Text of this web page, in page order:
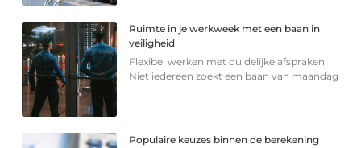
Ruimte in je werkweek met een baan in
veiligheid
Flexibel werken met duidelijke afspraken
Niet iedereen zoekt een baan van maandag
Populaire keuzes binnen de berekening